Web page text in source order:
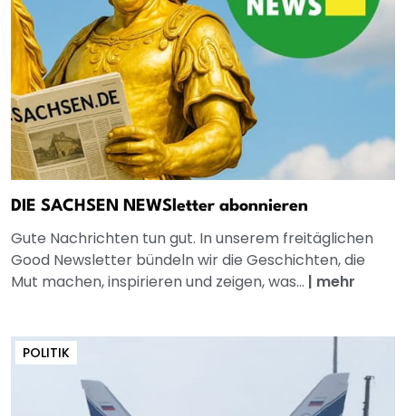
DIE SACHSEN NEWSletter abonnieren
Gute Nachrichten tun gut. In unserem freitäglichen
Good Newsletter bündeln wir die Geschichten, die
Mut machen, inspirieren und zeigen, was... | mehr
POLITIK